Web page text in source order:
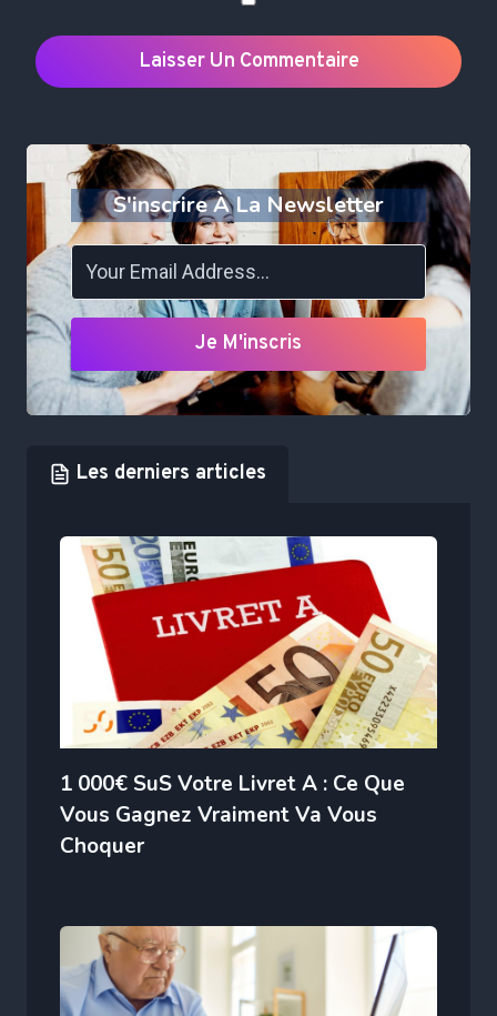
S'inscrire À La Newsletter
Je M'inscris
Les derniers articles
1 000€ SuS Votre Livret A : Ce Que
Vous Gagnez Vraiment Va Vous
Choquer